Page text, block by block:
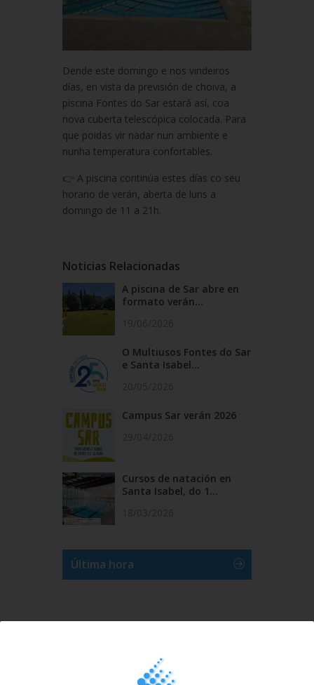
Dende este domingo e nos vindeiros
días, en vista da previsión de choiva, a
piscina Fontes do Sar estará así, coa
nova cuberta telescópica colocada. Para
que poidas vir nadar nun ambiente e
nunha temperatura confortables.
👉 A piscina continúa estes días co seu
horario de verán, aberta de luns a
domingo de 11 a 21h.
Noticias Relacionadas
A piscina de Sar abre en
formato verán...
O Multiusos Fontes do Sar
e Santa Isabel...
Campus Sar verán 2026
Cursos de natación en
Santa Isabel, do 1...
Última hora